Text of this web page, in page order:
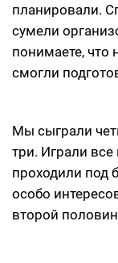
планировали.
сумели
понимаете, что
смогли
Мы сыграли
три. Играли
проходили под
особо
второй